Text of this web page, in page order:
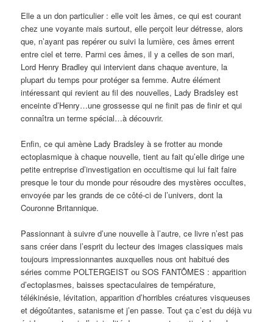
Elle a un don particulier : elle voit les âmes, ce qui est courant
chez une voyante mais surtout, elle perçoit leur détresse, alors
que, n’ayant pas repérer ou suivi la lumière, ces âmes errent
entre ciel et terre. Parmi ces âmes, il y a celles de son mari,
Lord Henry Bradley qui intervient dans chaque aventure, la
plupart du temps pour protéger sa femme. Autre élément
intéressant qui revient au fil des nouvelles, Lady Bradsley est
enceinte d’Henry…une grossesse qui ne finit pas de finir et qui
connaîtra un terme spécial…à découvrir.
Enfin, ce qui amène Lady Bradsley à se frotter au monde
ectoplasmique à chaque nouvelle, tient au fait qu’elle dirige une
petite entreprise d’investigation en occultisme qui lui fait faire
presque le tour du monde pour résoudre des mystères occultes,
envoyée par les grands de ce côté-ci de l’univers, dont la
Couronne Britannique.
Passionnant à suivre d’une nouvelle à l’autre, ce livre n’est pas
sans créer dans l’esprit du lecteur des images classiques mais
toujours impressionnantes auxquelles nous ont habitué des
séries comme POLTERGEIST ou SOS FANTÔMES : apparition
d’ectoplasmes, baisses spectaculaires de température,
télékinésie, lévitation, apparition d’horribles créatures visqueuses
et dégoûtantes, satanisme et j’en passe. Tout ça c’est du déjà vu